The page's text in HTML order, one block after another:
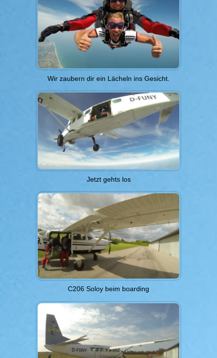
Wir zaubern dir ein Lächeln ins Gesicht.
Jetzt gehts los
C206 Soloy beim boarding